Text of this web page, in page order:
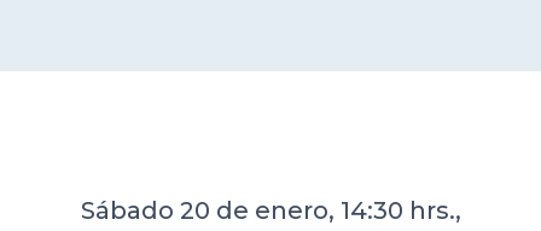
Sábado 20 de enero, 14:30 hrs.,